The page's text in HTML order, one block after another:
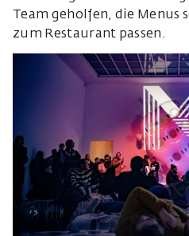
Team geholfen, die Menus
zum Restaurant passen.